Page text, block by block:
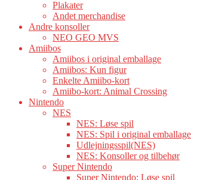
Plakater
Andet merchandise
Andre konsoller
NEO GEO MVS
Amiibos
Amiibos i original emballage
Amiibos: Kun figur
Enkelte Amiibo-kort
Amiibo-kort: Animal Crossing
Nintendo
NES
NES: Løse spil
NES: Spil i original emballage
Udlejningsspil(NES)
NES: Konsoller og tilbehør
Super Nintendo
Super Nintendo: Løse spil